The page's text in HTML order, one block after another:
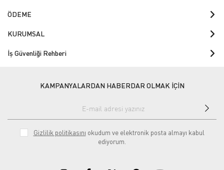
ÖDEME
KURUMSAL
İş Güvenliği Rehberi
KAMPANYALARDAN HABERDAR OLMAK İÇİN
Gizlilik politikasını okudum ve elektronik posta almayı kabul
ediyorum.